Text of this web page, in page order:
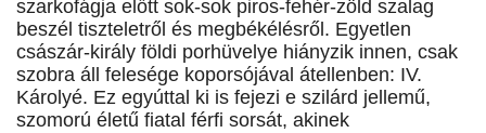
szarkofágja előtt sok-sok piros-fehér-zöld szalag
beszél tiszteletről és megbékélésről. Egyetlen
császár-király földi porhüvelye hiányzik innen, csak
szobra áll felesége koporsójával átellenben: IV.
Károlyé. Ez egyúttal ki is fejezi e szilárd jellemű,
szomorú életű fiatal férfi sorsát, akinek